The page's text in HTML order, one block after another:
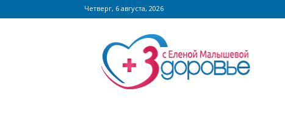
Четверг, 6 августа, 2026
Сайт
zdorovieinfo.ru
крупнейший
медицинский